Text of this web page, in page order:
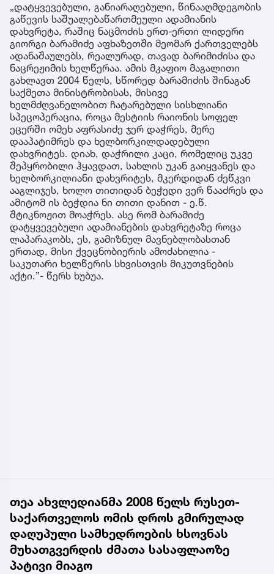
„დატყვევებული, განიარაღებული, წინააღმდეგობის
გაწევის საშუალებაწართმეული ადამიანის
დახვრეტა, რაშიც ნაცმოძის ერთ-ერთი ლიდერი
გიორგი ბარამიძე აფხაზეთში მეომარ ქართველებს
ადანაშაულებს, რეალურად, თავად ბარიმიძისა და
ნაცრეჟიმის ხელწერაა. ამის მკაფიო მაგალითი
გახლავთ 2004 წელს, სწორედ ბარამიძის შინაგან
საქმეთა მინისტრობისას, მისივე
ხელმძღვანელობით ჩატარებული სისხლიანი
სპეცოპერაცია, როცა მესტიის რაიონის სოფელ
ეცერში ომეხ აფრასიძე ჯერ დაჭრეს, მერე
დააპატიმრეს და ხელბორკილდადებული
დახვრიტეს. დიახ, დაჭრილი კაცი, რომელიც უკვე
შეპყრობილი ჰყავდათ, სახლის უკან გაიყვანეს და
ხელბორკილიანი დახვრიტეს, მკერდიდან ძეწკვი
ააგლიჯეს, ხოლო თითიდან ბეჭედი ვერ წააძრეს და
ამიტომ ის ბეჭდია ნი თითი დანით - ე.წ.
შტიკნოჟით მოაჭრეს. ასე რომ ბარამიძე
დატყვევებული ადამიანების დახვრეტაზე როცა
ლაპარაკობს, ეს, გამიზნულ მავნებლობასთან
ერთად, მისი ქვეცნობიერის ამოძახილია -
საკუთარი ხელწერის სხვისთვის მიკუთვნების
აქტი.”- წერს ხუბუა.
თეა ახვლედიანმა 2008 წელს რუსეთ-
საქართველოს ომის დროს გმირულად
დაღუპული სამხედროების ხსოვნას
მუხათგვერდის ძმათა სასაფლაოზე
პატივი მიაგო